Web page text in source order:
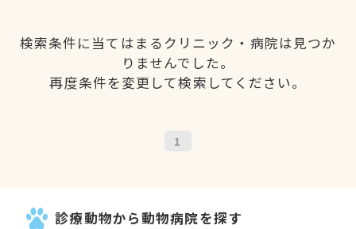
検索条件に当てはまるクリニック・病院は見つか
りませんでした。
再度条件を変更して検索してください。
1
診療動物から動物病院を探す